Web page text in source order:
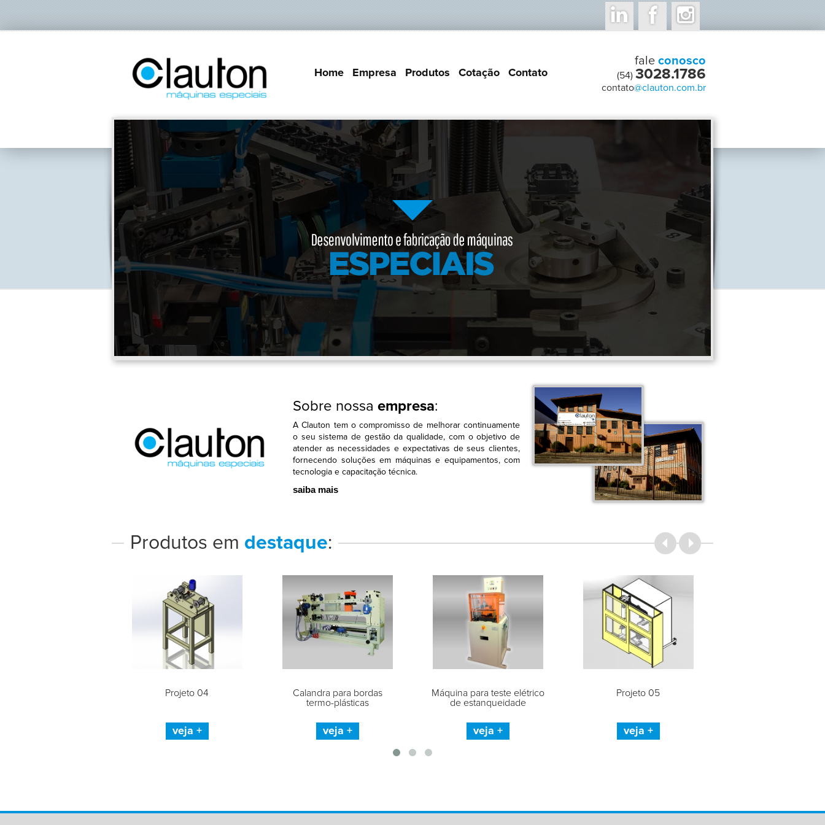
Home Empresa Produtos Cotação Contato
fale conosco
(54) 3028.1786
contato@clauton.com.br
Sobre nossa empresa:
A Clauton tem o compromisso de melhorar continuamente
o seu sistema de gestão da qualidade, com o objetivo de
atender as necessidades e expectativas de seus clientes,
fornecendo soluções em máquinas e equipamentos, com
tecnologia e capacitação técnica.
saiba mais
Produtos em destaque:
Projeto 04
veja +
Calandra para bordas
termo-plásticas
veja +
Máquina para teste elétrico
de estanqueidade
veja +
Projeto 05
veja +